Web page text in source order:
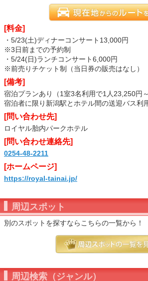
[料金]
・5/23(土)ディナーコンサート13,000円
※3日前までの予約制
・5/24(日)ランチコンサート6,000円
※前売りチケット制（当日券の販売はなし）
[備考]
宿泊プランあり（1室3名利用で1人23,250円
宿泊者に限り新潟駅とホテル間の送迎バス利
[問い合わせ先]
ロイヤル胎内パークホテル
[問い合わせ連絡先]
0254-48-2211
[ホームページ]
https://royal-tainai.jp/
周辺スポット
別のスポットを探すならこちらの一覧から！
周辺検索（ジャンル）